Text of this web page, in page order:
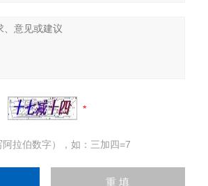
拉伯数字），如：三加四=7